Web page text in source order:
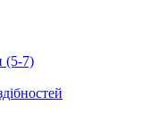
(5-7)